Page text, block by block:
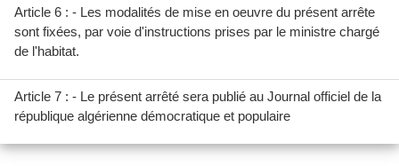
Article 6 : - Les modalités de mise en oeuvre du présent arrête
sont fixées, par voie d'instructions prises par le ministre chargé
de l'habitat.
Article 7 : - Le présent arrêté sera publié au Journal officiel de la
république algérienne démocratique et populaire